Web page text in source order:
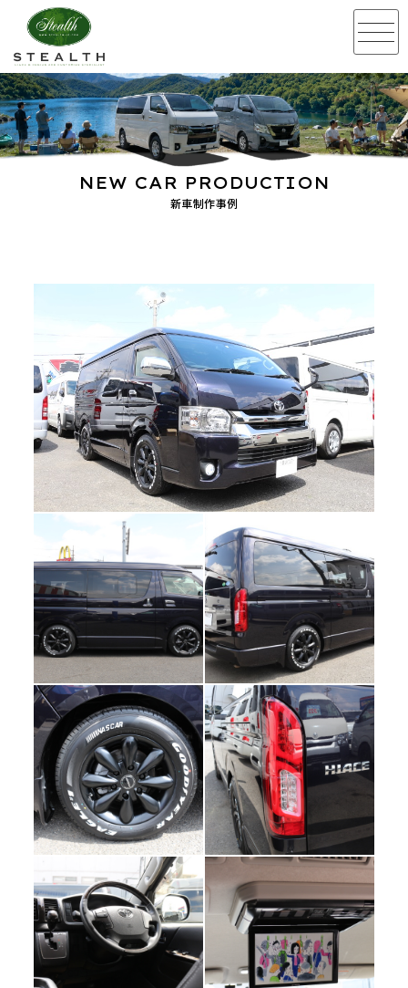
新車制作事例
NEW CAR PRODUCTION